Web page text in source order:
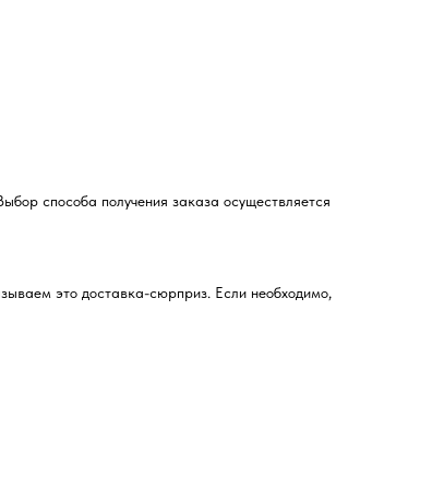
способа получения заказа осуществляется
это доставка-сюрприз. Если необходимо,